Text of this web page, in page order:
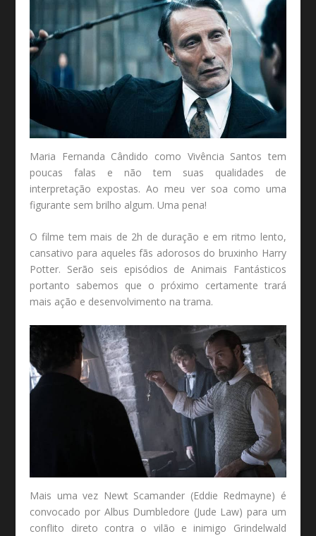
Maria Fernanda Cândido como Vivência Santos tem
poucas falas e não tem suas qualidades de
interpretação expostas. Ao meu ver soa como uma
figurante sem brilho algum. Uma pena!
O filme tem mais de 2h de duração e em ritmo lento,
cansativo para aqueles fãs adorosos do bruxinho Harry
Potter. Serão seis episódios de Animais Fantásticos
portanto sabemos que o próximo certamente trará
mais ação e desenvolvimento na trama.
Mais uma vez Newt Scamander (Eddie Redmayne) é
convocado por Albus Dumbledore (Jude Law) para um
conflito direto contra o vilão e inimigo Grindelwald